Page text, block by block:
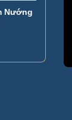
Nướng